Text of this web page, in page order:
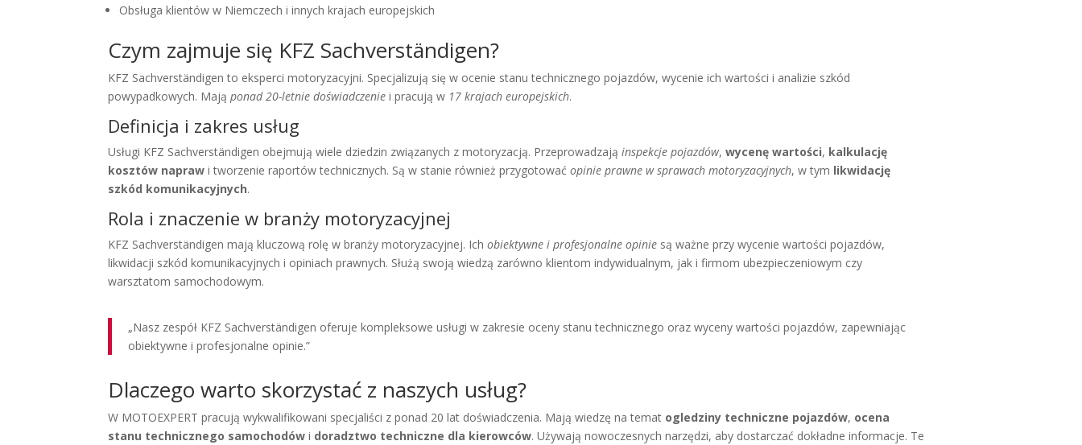
Obsługa klientów w Niemczech i innych krajach europejskich
Czym zajmuje się KFZ Sachverständigen?
KFZ Sachverständigen to eksperci motoryzacyjni. Specjalizują się w ocenie stanu technicznego pojazdów, wycenie ich wartości i analizie szkód
powypadkowych. Mająponad 20-letnie doświadczenie i pracują w 17 krajach europejskich.
Definicja i zakres usług
Usługi KFZ Sachverständigen obejmują wiele dziedzin związanych z motoryzacją. Przeprowadzająinspekcje pojazdów,wycenę wartości, kalkulację
kosztów napraw i tworzenie raportów technicznych. Są w stanie również przygotowaćopinie prawne w sprawach motoryzacyjnych, w tym likwidację
szkód komunikacyjnych.
Rola i znaczenie w branży motoryzacyjnej
KFZ Sachverständigen mają kluczową rolę w branży motoryzacyjnej. Ichobiektywne i profesjonalne opinie są ważne przy wycenie wartości pojazdów,
likwidacji szkód komunikacyjnych i opiniach prawnych. Służą swoją wiedzą zarówno klientom indywidualnym, jak i firmom ubezpieczeniowym czy
warsztatom samochodowym.
„Nasz zespół KFZ Sachverständigen oferuje kompleksowe usługi w zakresie oceny stanu technicznego oraz wyceny wartości pojazdów, zapewniając
obiektywne i profesjonalne opinie.”
Dlaczego warto skorzystać z naszych usług?
W MOTOEXPERT pracują wykwalifikowani specjaliści z ponad 20 lat doświadczenia. Mają wiedzę na temat ogledziny techniczne pojazdów, ocena
stanu technicznego samochodów i doradztwo techniczne dla kierowców. Używają nowoczesnych narzędzi, aby dostarczać dokładne informacje. Te